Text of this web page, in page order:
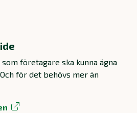
företagare ska kunna ägna
för det behövs mer än